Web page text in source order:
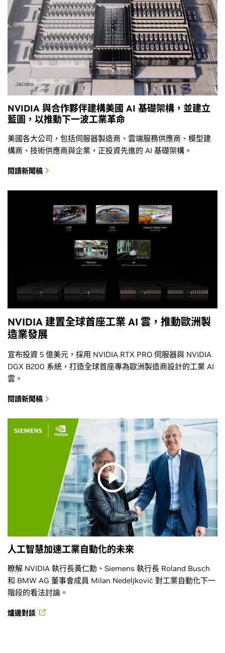
Jacobs
NVIDIA 與合作夥伴建構美國 AI 基礎架構，並建立
藍圖，以推動下一波工業革命
美國各大公司，包括伺服器製造商、雲端服務供應商、模型建
構商、技術供應商與企業，正投資先進的 AI 基礎架構。
閱讀新聞稿
NVIDIA 建置全球首座工業 AI 雲，推動歐洲製
造業發展
宣布投資 5 億美元，採用 NVIDIA RTX PRO 伺服器與 NVIDIA
DGX B200 系統，打造全球首座專為歐洲製造商設計的工業 AI
雲。
閱讀新聞稿
人工智慧加速工業自動化的未來
瞭解 NVIDIA 執行長黃仁勳、Siemens 執行長 Roland Busch
和 BMW AG 董事會成員 Milan Nedeljković 對工業自動化下一
階段的看法討論。
爐邊對談